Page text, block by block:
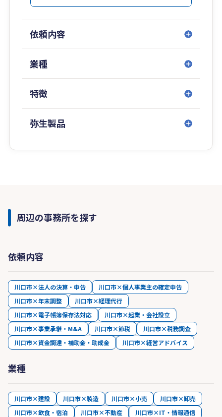
依頼内容
業種
特徴
弥生製品
周辺の事務所を探す
依頼内容
川口市×法人の決算・申告
川口市×個人事業主の確定申告
川口市×年末調整
川口市×経理代行
川口市×電子帳簿保存法対応
川口市×起業・会社設立
川口市×事業承継・M&A
川口市×節税
川口市×税務調査
川口市×資金調達・補助金・助成金
川口市×経営アドバイス
業種
川口市×建設 川口市×製造 川口市×小売
川口市×卸売
川口市×飲食・宿泊
川口市×不動産
川口市×IT・情報通信